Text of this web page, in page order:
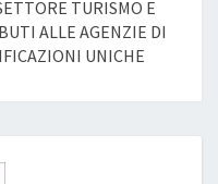
TURISMO E
ALLE AGENZIE DI
UNICHE